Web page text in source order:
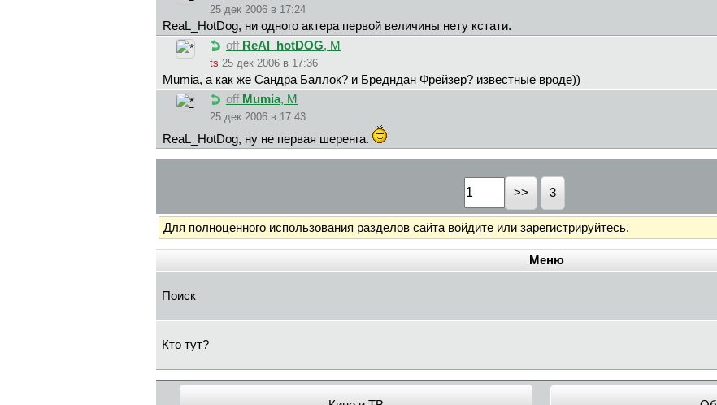
25 дек 2006 в 17:24
ReaL_HotDog, ни одного актера первой величины нету кстати.
off ReAl_hotDOG, М
ts 25 дек 2006 в 17:36
Mumia, а как же Сандра Баллок? и Бредндан Фрейзер? известные вроде))
off Mumia, М
25 дек 2006 в 17:43
ReaL_HotDog, ну не первая шеренга.
3
Для полноценного использования разделов сайта войдите или зарегистрируйтесь.
Меню
Поиск
Кто тут?